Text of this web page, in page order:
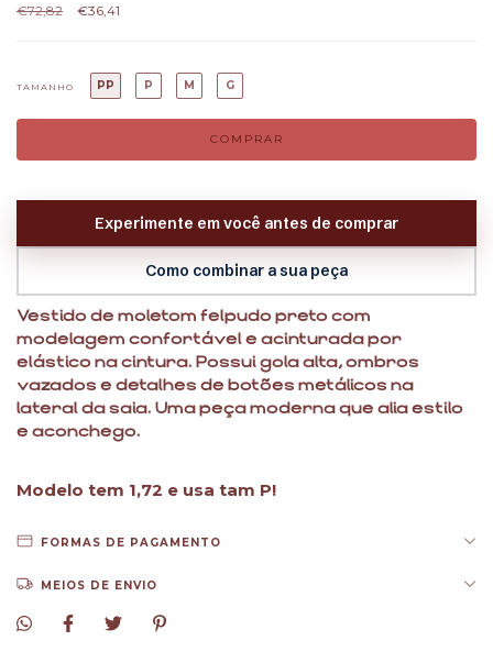
€72,82 €36,41
TAMANHO PP P M G
Experimente em você antes de comprar
Como combinar a sua peça
Vestido de moletom felpudo preto com
modelagem confortável e acinturada por
elástico na cintura. Possui gola alta, ombros
vazados e detalhes de botões metálicos na
lateral da saia. Uma peça moderna que alia estilo
e aconchego.
Modelo tem 1,72 e usa tam P!
FORMAS DE PAGAMENTO
MEIOS DE ENVIO